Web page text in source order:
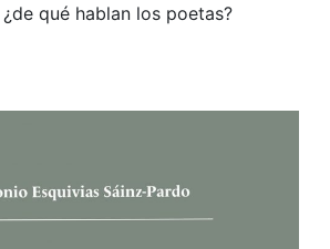
qué hablan los poetas?